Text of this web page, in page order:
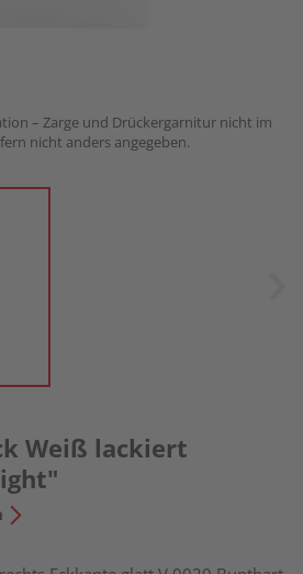
– Zarge und Drückergarnitur nicht im
nicht anders angegeben.
Weiß lackiert